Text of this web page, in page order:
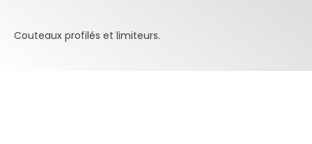
Couteaux profilés et limiteurs.